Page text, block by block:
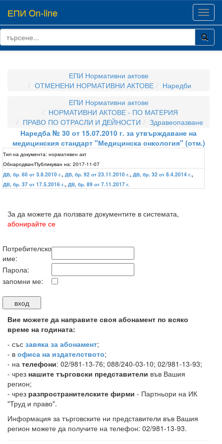
ЕПИ On-line
ЕПИ Нормативни актове
ОТМЕНЕНИ НОРМАТИВНИ АКТОВЕ
Наредби
ЕПИ Нормативни актове
НОРМАТИВНИ АКТОВЕ - ПО МАТЕРИЯ
ПРАВО ПО ОТРАСЛИ И ДЕЙНОСТИ
Здравеопазване
Наредба № 30 от 15.07.2010 г. за утвърждаване на
медицинския стандарт "Медицинска онкология" (отм.)
Тип на документа: нормативен акт
Обнародван/Публикуван на: 2017-11-07
ДВ, бр. 60 от 3.8.2010 г., ДВ, бр. 92 от 23.11.2010 г., ДВ, бр. 32 от 8.4.2014 г.,
ДВ, бр. 37 от 17.5.2016 г., ДВ, бр. 89 от 7.11.2017 г.
За да можете да ползвате документите в системата,
абонирайте се
Потребителско
име:
Парола:
запомни ме:
Вие можете да направите своя абонамент по всяко
време на годината:
- със завяка за абонамент;
- в офиса на издателството;
- на телефони: 02/981-13-76; 088/240-03-10; 02/981-13-93;
- чрез нашите търговски представители във Вашия
регион;
- чрез разпространителските фирми - Партньори на ИК
"Труд и право".
Информация за търговските ни представители във Вашия
регион можете да получите на телефон: 02/981-13-93.